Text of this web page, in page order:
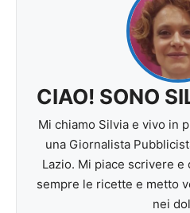
CIAO! SONO
Mi chiamo Silvia e vivo in
una Giornalista
Lazio. Mi piace scrivere
sempre le ricette e metto
nei